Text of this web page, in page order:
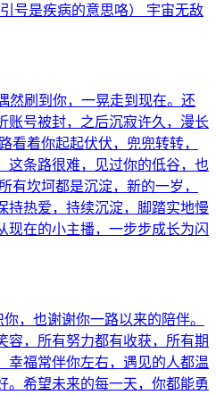
号是疾病的意思咯） 宇宙无敌
刷到你，一晃走到现在。还
账号被封，之后沉寂许久，漫长
看着你起起伏伏，兜兜转转，
这条路很难，见过你的低谷，也
有坎坷都是沉淀，新的一岁，
持热爱，持续沉淀，脚踏实地慢
现在的小主播，一步步成长为闪
，也谢谢你一路以来的陪伴。
容，所有努力都有收获，所有期
幸福常伴你左右，遇见的人都温
。希望未来的每一天，你都能勇